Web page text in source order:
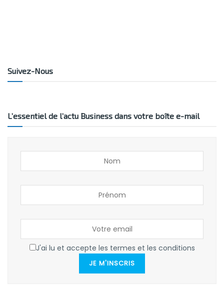
Suivez-Nous
L’essentiel de l’actu Business dans votre boîte e-mail
J'ai lu et accepte les termes et les conditions
JE M'INSCRIS